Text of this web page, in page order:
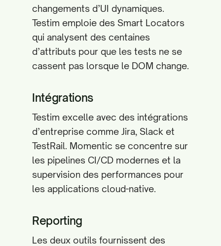
changements d’UI dynamiques.
Testim emploie des Smart Locators
qui analysent des centaines
d’attributs pour que les tests ne se
cassent pas lorsque le DOM change.
Intégrations
Testim excelle avec des intégrations
d’entreprise comme Jira, Slack et
TestRail. Momentic se concentre sur
les pipelines CI/CD modernes et la
supervision des performances pour
les applications cloud-native.
Reporting
Les deux outils fournissent des